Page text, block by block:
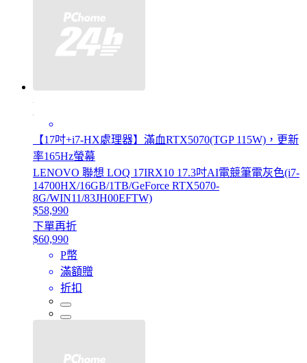
【17吋+i7-HX處理器】滿血RTX5070(TGP 115W)，更新
率165Hz螢幕
LENOVO 聯想 LOQ 17IRX10 17.3吋AI電競筆電灰色(i7-
14700HX/16GB/1TB/GeForce RTX5070-
8G/WIN11/83JH00EFTW)
$58,990
下單再折
$60,990
P幣
滿額贈
折扣